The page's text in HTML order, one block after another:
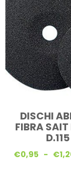
DISCHI
FIBRA
€0,95 - €